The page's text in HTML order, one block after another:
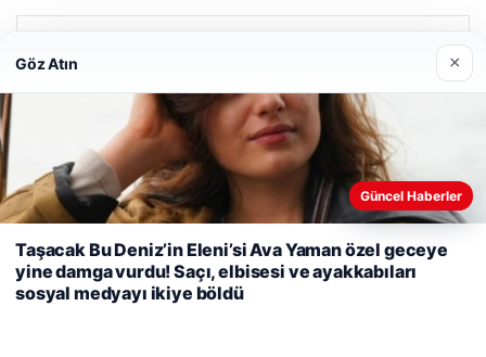
Trabzonspor’da Mohamed Salah’ın Transferinde Görkemli
İmza Töreni: Taraftarlar Tarihi Ana Tanıklık Etti
08/05/2026
2 Yaşındaki Bebeğin Hayatını Kurtaran Havalimanı
Personeline Ödül
Web sitemizi nasıl kullandığınızı daha iyi anlayabilmek,
deneyiminizi kişiselleştirmek ve geliştirmek amacıyla çerezler
kullanıyoruz.Çerez Politikamız
Reddet Kabul Et
Göz Atın ×
Güncel Haberler
Taşacak Bu Deniz’in Eleni’si Ava Yaman özel geceye
yine damga vurdu! Saçı, elbisesi ve ayakkabıları
sosyal medyayı ikiye böldü